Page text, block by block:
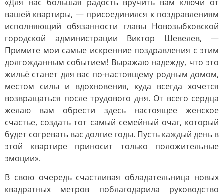
«Для нас большая радость вручить вам ключи от
вашей квартиры, — присоединился к поздравлениям
исполняющий обязанности главы Новозыбковской
городской администрации Виктор Шевелев, —
Примите мои самые искренние поздравления с этим
долгожданным событием! Выражаю надежду, что это
жильё станет для вас по-настоящему родным домом,
местом силы и вдохновения, куда всегда хочется
возвращаться после трудового дня. От всего сердца
желаю вам обрести здесь настоящее женское
счастье, создать тот самый семейный очаг, который
будет согревать вас долгие годы. Пусть каждый день в
этой квартире приносит только положительные
эмоции».
В свою очередь счастливая обладательница новых
квадратных метров поблагодарила руководство